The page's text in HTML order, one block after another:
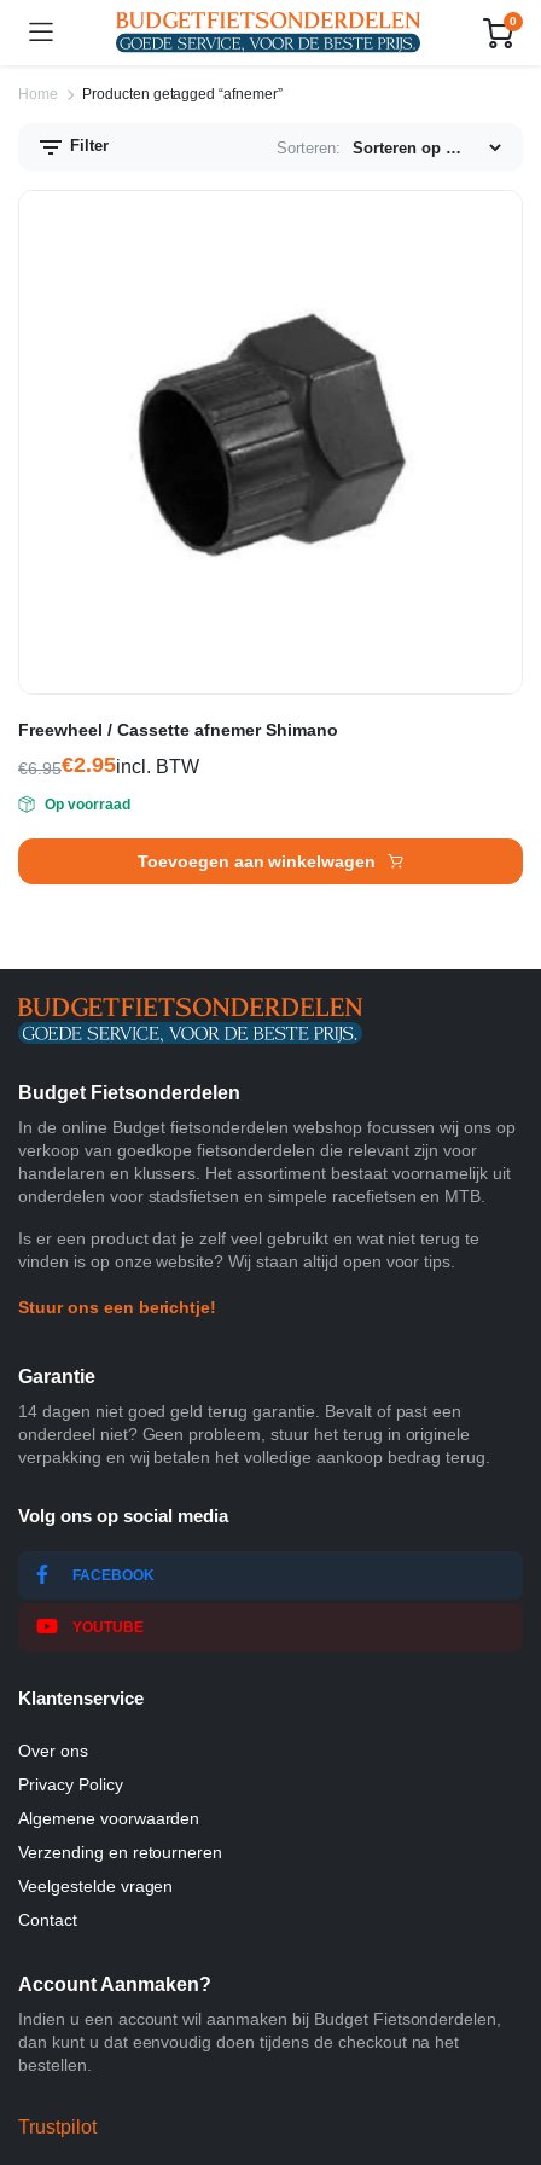
0
Home Producten getagged “afnemer”
Filter Sorteren:
Freewheel / Cassette afnemer Shimano
€6.95
prijs
was:
€2.95
prijs
is:
incl. BTW
Op voorraad
Toevoegen aan winkelwagen
Budget Fietsonderdelen
In de online Budget fietsonderdelen webshop focussen wij ons op
verkoop van goedkope fietsonderdelen die relevant zijn voor
handelaren en klussers. Het assortiment bestaat voornamelijk uit
onderdelen voor stadsfietsen en simpele racefietsen en MTB.
Is er een product dat je zelf veel gebruikt en wat niet terug te
vinden is op onze website? Wij staan altijd open voor tips.
Stuur ons een berichtje!
Garantie
14 dagen niet goed geld terug garantie. Bevalt of past een
onderdeel niet? Geen probleem, stuur het terug in originele
verpakking en wij betalen het volledige aankoop bedrag terug.
Volg ons op social media
FACEBOOK
YOUTUBE
Klantenservice
Over ons
Privacy Policy
Algemene voorwaarden
Verzending en retourneren
Veelgestelde vragen
Contact
Account Aanmaken?
Indien u een account wil aanmaken bij Budget Fietsonderdelen,
dan kunt u dat eenvoudig doen tijdens de checkout na het
bestellen.
Trustpilot